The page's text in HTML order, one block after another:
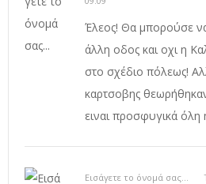
Έλεος! Θα μπορούσε
άλλη οδος και οχι η
στο σχέδιο πόλεως!
καρτσοβης
ειναι προσφυγικά όλη
Εισάγετε το όνομά σας...